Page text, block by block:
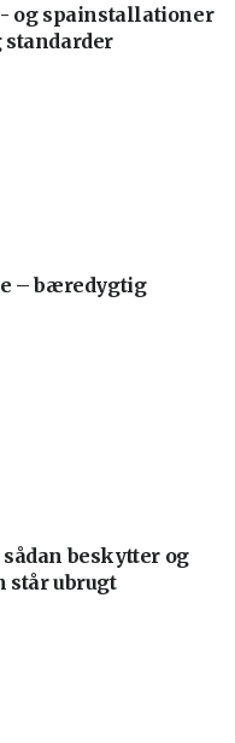
og spainstallationer
– bæredygtig
beskytter og
står ubrugt